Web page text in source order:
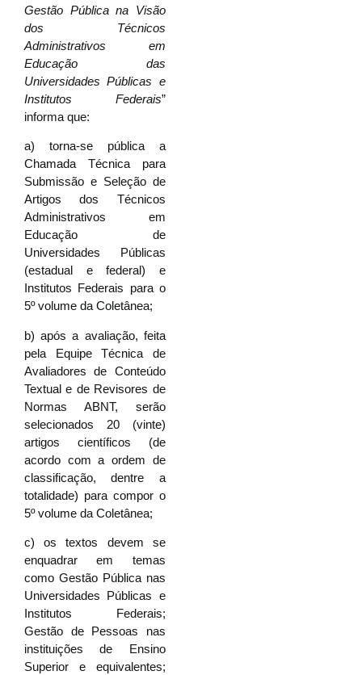
Gestão Pública na Visão
dos Técnicos
Administrativos em
Educação das
Universidades Públicas e
Institutos Federais”
informa que:
a) torna-se pública a
Chamada Técnica para
Submissão e Seleção de
Artigos dos Técnicos
Administrativos em
Educação de
Universidades Públicas
(estadual e federal) e
Institutos Federais para o
5º volume da Coletânea;
b) após a avaliação, feita
pela Equipe Técnica de
Avaliadores de Conteúdo
Textual e de Revisores de
Normas ABNT, serão
selecionados 20 (vinte)
artigos científicos (de
acordo com a ordem de
classificação, dentre a
totalidade) para compor o
5º volume da Coletânea;
c) os textos devem se
enquadrar em temas
como Gestão Pública nas
Universidades Públicas e
Institutos Federais;
Gestão de Pessoas nas
instituições de Ensino
Superior e equivalentes;